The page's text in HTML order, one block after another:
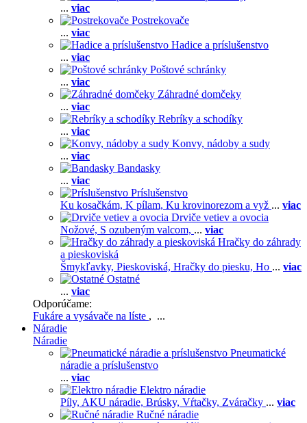
... viac
Postrekovače
... viac
Hadice a príslušenstvo
... viac
Poštové schránky
... viac
Záhradné domčeky
... viac
Rebríky a schodíky
... viac
Konvy, nádoby a sudy
... viac
Bandasky
... viac
Príslušenstvo
Ku kosačkám, K pílam, Ku krovinorezom a vyž ... viac
Drviče vetiev a ovocia
Nožové, S ozubeným valcom, ... viac
Hračky do záhrady
a pieskoviská
Šmykľavky, Pieskoviská, Hračky do piesku, Ho ... viac
Ostatné
... viac
Odporúčame:
Fukáre a vysávače na líste , ...
Náradie
Náradie
Pneumatické
náradie a príslušenstvo
... viac
Elektro náradie
Píly, AKU náradie, Brúsky, Vŕtačky, Zváračky ... viac
Ručné náradie